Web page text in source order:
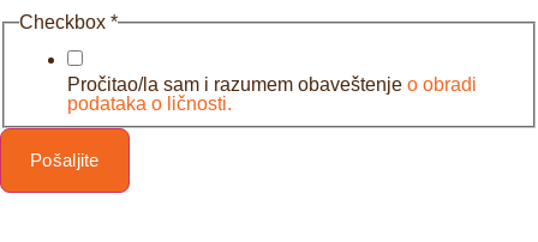
Checkbox *
Pročitao/la sam i razumem obaveštenje o obradi
podataka o ličnosti.
Pošaljite